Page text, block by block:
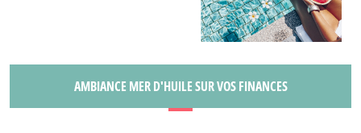
AMBIANCE MER D'HUILE SUR VOS FINANCES